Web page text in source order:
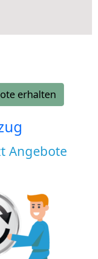
erhalten
Angebote